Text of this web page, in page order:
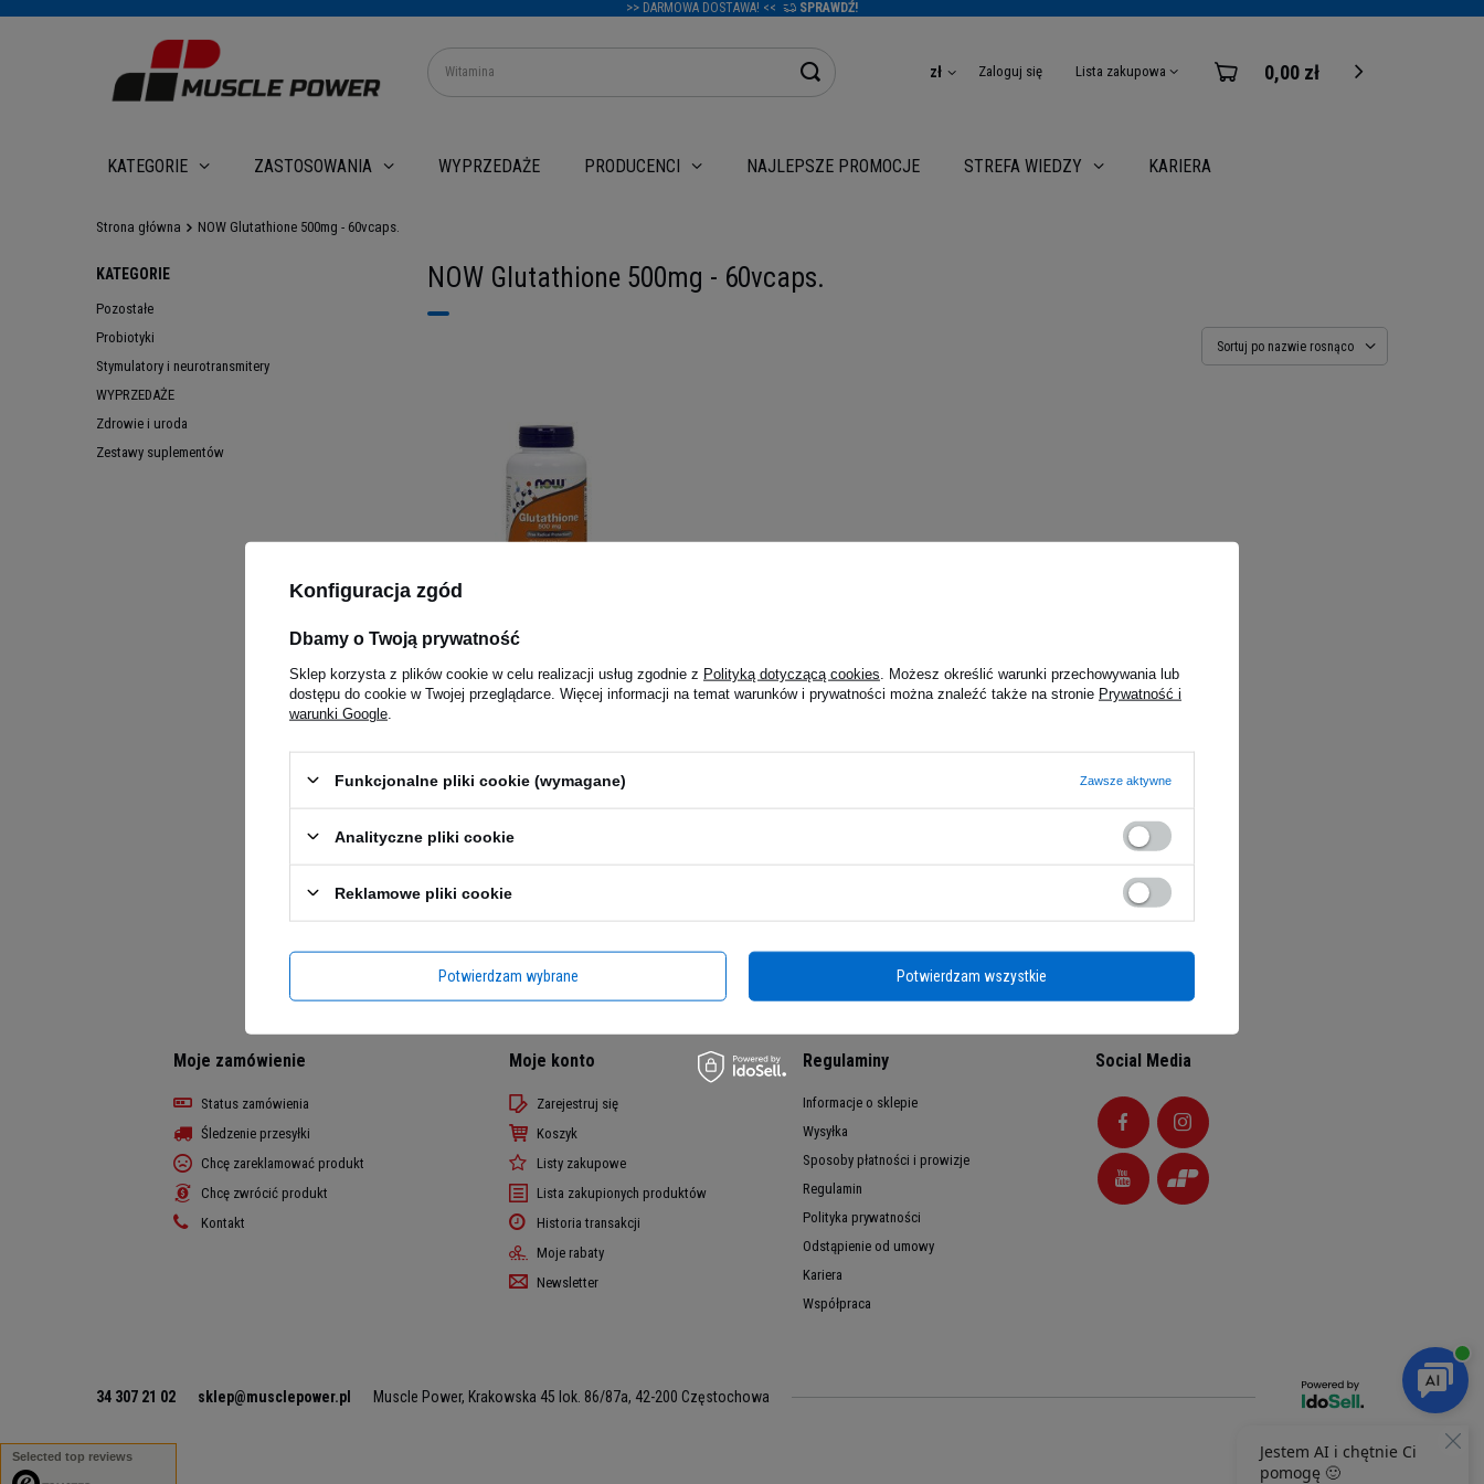
>> DARMOWA DOSTAWA! << SPRAWDŹ!
zł Zaloguj się Lista zakupowa 0,00 zł
KATEGORIE ZASTOSOWANIA WYPRZEDAŻE PRODUCENCI NAJLEPSZE PROMOCJE STREFA WIEDZY KARIERA
Strona główna NOW Glutathione 500mg - 60vcaps.
KATEGORIE
Pozostałe
Probiotyki
Stymulatory i neurotransmitery
WYPRZEDAŻE
Zdrowie i uroda
Zestawy suplementów
NOW Glutathione 500mg - 60vcaps.
Sortuj po nazwie rosnąco
60vcaps.
5.00 (7)
100,09 zł
Moje zamówienie
Status zamówienia
Śledzenie przesyłki
Chcę zareklamować produkt
Chcę zwrócić produkt
Kontakt
Moje konto
Zarejestruj się
Koszyk
Listy zakupowe
Lista zakupionych produktów
Historia transakcji
Moje rabaty
Newsletter
Regulaminy
Informacje o sklepie
Wysyłka
Sposoby płatności i prowizje
Regulamin
Polityka prywatności
Odstąpienie od umowy
Kariera
Współpraca
Social Media
34 307 21 02 sklep@musclepower.pl Muscle Power, Krakowska 45 lok. 86/87a, 42-200 Częstochowa
Selected top reviews
Konfiguracja zgód
Dbamy o Twoją prywatność
Sklep korzysta z plików cookie w celu realizacji usług zgodnie z Polityką dotyczącą cookies . Możesz określić warunki przechowywania lub
dostępu do cookie w Twojej przeglądarce. Więcej informacji na temat warunków i prywatności można znaleźć także na stronie Prywatność i
warunki Google
Funkcjonalne pliki cookie (wymagane) Zawsze aktywne
Analityczne pliki cookie
Reklamowe pliki cookie
Potwierdzam wybrane Potwierdzam wszystkie